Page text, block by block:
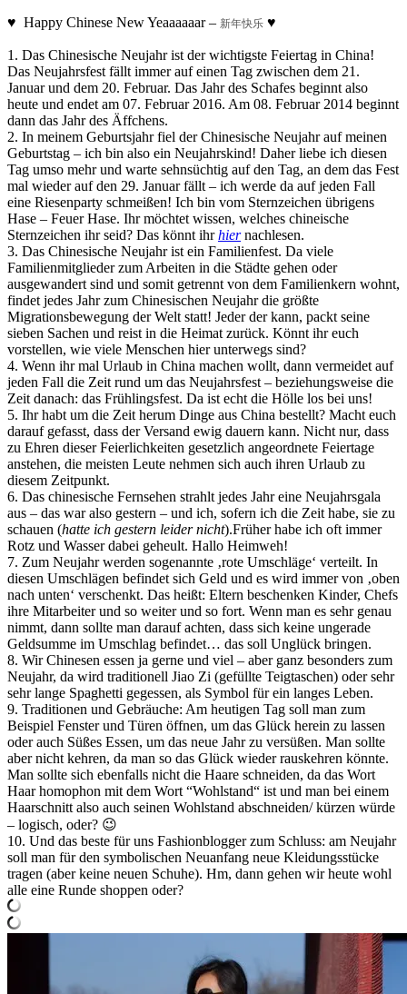
♥ Happy Chinese New Yeaaaaaar – 新年快乐 ♥
1. Das Chinesische Neujahr ist der wichtigste Feiertag in China!
Das Neujahrsfest fällt immer auf einen Tag zwischen dem 21.
Januar und dem 20. Februar. Das Jahr des Schafes beginnt also
heute und endet am 07. Februar 2016. Am 08. Februar 2014 beginnt
dann das Jahr des Äffchens.
2. In meinem Geburtsjahr fiel der Chinesische Neujahr auf meinen
Geburtstag – ich bin also ein Neujahrskind! Daher liebe ich diesen
Tag umso mehr und warte sehnsüchtig auf den Tag, an dem das Fest
mal wieder auf den 29. Januar fällt – ich werde da auf jeden Fall
eine Riesenparty schmeißen! Ich bin vom Sternzeichen übrigens
Hase – Feuer Hase. Ihr möchtet wissen, welches chineische
Sternzeichen ihr seid? Das könnt ihrhiernachlesen.
3. Das Chinesische Neujahr ist ein Familienfest. Da viele
Familienmitglieder zum Arbeiten in die Städte gehen oder
ausgewandert sind und somit getrennt von dem Familienkern wohnt,
findet jedes Jahr zum Chinesischen Neujahr die größte
Migrationsbewegung der Welt statt! Jeder der kann, packt seine
sieben Sachen und reist in die Heimat zurück. Könnt ihr euch
vorstellen, wie viele Menschen hier unterwegs sind?
4. Wenn ihr mal Urlaub in China machen wollt, dann vermeidet auf
jeden Fall die Zeit rund um das Neujahrsfest – beziehungsweise die
Zeit danach: das Frühlingsfest. Da ist echt die Hölle los bei uns!
5. Ihr habt um die Zeit herum Dinge aus China bestellt? Macht euch
darauf gefasst, dass der Versand ewig dauern kann. Nicht nur, dass
zu Ehren dieser Feierlichkeiten gesetzlich angeordnete Feiertage
anstehen, die meisten Leute nehmen sich auch ihren Urlaub zu
diesem Zeitpunkt.
6. Das chinesische Fernsehen strahlt jedes Jahr eine Neujahrsgala
aus – das war also gestern – und ich, sofern ich die Zeit habe, sie zu
schauen (hatte ich gestern leider nicht).Früher habe ich oft immer
Rotz und Wasser dabei geheult. Hallo Heimweh!
7. Zum Neujahr werden sogenannte ‚rote Umschläge‘ verteilt. In
diesen Umschlägen befindet sich Geld und es wird immer von ‚oben
nach unten‘ verschenkt. Das heißt: Eltern beschenken Kinder, Chefs
ihre Mitarbeiter und so weiter und so fort. Wenn man es sehr genau
nimmt, dann sollte man darauf achten, dass sich keine ungerade
Geldsumme im Umschlag befindet… das soll Unglück bringen.
8. Wir Chinesen essen ja gerne und viel – aber ganz besonders zum
Neujahr, da wird traditionell Jiao Zi (gefüllte Teigtaschen) oder sehr
sehr lange Spaghetti gegessen, als Symbol für ein langes Leben.
9. Traditionen und Gebräuche: Am heutigen Tag soll man zum
Beispiel Fenster und Türen öffnen, um das Glück herein zu lassen
oder auch Süßes Essen, um das neue Jahr zu versüßen. Man sollte
aber nicht kehren, da man so das Glück wieder rauskehren könnte.
Man sollte sich ebenfalls nicht die Haare schneiden, da das Wort
Haar homophon mit dem Wort “Wohlstand“ ist und man bei einem
Haarschnitt also auch seinen Wohlstand abschneiden/ kürzen würde
– logisch, oder? 😉
10. Und das beste für uns Fashionblogger zum Schluss: am Neujahr
soll man für den symbolischen Neuanfang neue Kleidungsstücke
tragen (aber keine neuen Schuhe). Hm, dann gehen wir heute wohl
alle eine Runde shoppen oder?